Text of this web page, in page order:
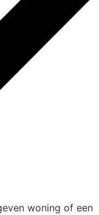
woning of een